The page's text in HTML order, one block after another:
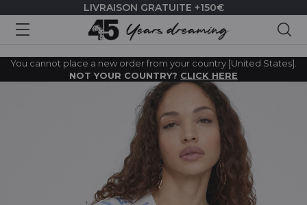
LIVRAISON GRATUITE +150€
You cannot place a new order from your country [United States].
NOT YOUR COUNTRY? CLICK HERE